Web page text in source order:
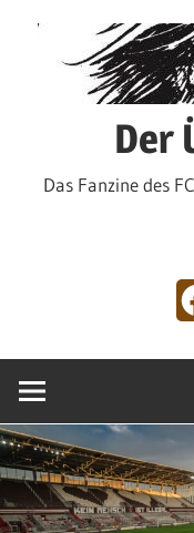
Der
Das Fanzine des